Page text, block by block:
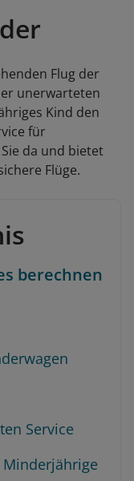
Flug der
unerwarteten
Kind den
für
da und bietet
Flüge.
berechnen
Service